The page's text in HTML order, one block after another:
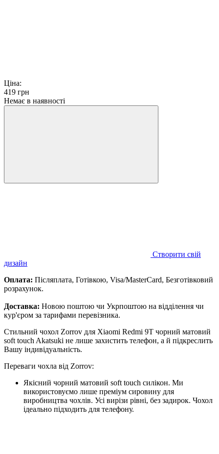
Ціна:
419 грн
Немає в наявності
Створити свій
дизайн
Оплата: Післяплата, Готівкою, Visa/MasterCard, Безготівковий
розрахунок.
Доставка: Новою поштою чи Укрпоштою на відділення чи
кур'єром за тарифами перевізника.
Стильний чохол Zorrov для Xiaomi Redmi 9T чорний матовий
soft touch Akatsuki не лише захистить телефон, а й підкреслить
Вашу індивідуальність.
Переваги чохла від Zorrov:
Якісний чорний матовий soft touch силікон. Ми
використовуємо лише преміум сировину для
виробництва чохлів. Усі вирізи рівні, без задирок. Чохол
ідеально підходить для телефону.